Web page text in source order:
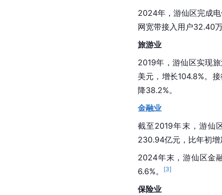
2024年，游仙区完成
网宽带接入用户32.40
旅游业
2019年，游仙区实现
美元，增长104.8%。
降38.2%。
金融业
截至2019年末，游仙
230.94亿元，比年初
2024年末，游仙区金
6.6%。
[3]
保险业